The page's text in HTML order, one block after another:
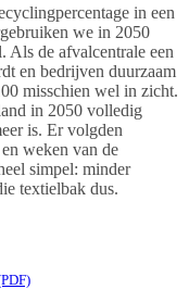
in een
we in 2050
Als de afvalcentrale een
en bedrijven duurzaam
misschien wel in zicht.
in 2050 volledig
is. Er volgden
en weken van de
simpel: minder
textielbak dus.